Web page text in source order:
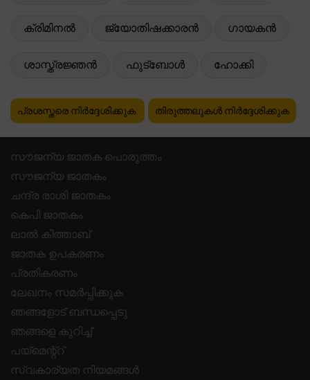
ക്രിമിനൽ ജ്യോതിഷക്കാരൻ ഗായകൻ
ശാസ്ത്രജ്ഞൻ ഫുട്ബോൾ ഹോക്കി
പ്രശസ്തരെ നിർദ്ദേശിക്കുക തിരുത്തലുകൾ നിർദ്ദേശിക്കുക
സൗജന്യ ജാതക പൊരുത്തം
സൗജന്യ ജാതകം
ചന്ദ്ര രാശി ജാതകം
കെപി ജാതകം
ലാൽ കിത്താബ്
ജാതക ഉപകരണം
പ്രതികരണം
ലേഖനം സമർപ്പിക്കുക
ഞങ്ങളോട് ബന്ധപ്പെടു
ഞങ്ങളെ കുറിച്ച്
പയ്മെന്റ്റ്
സ്വകാര്യത നിയമങ്ങൾ